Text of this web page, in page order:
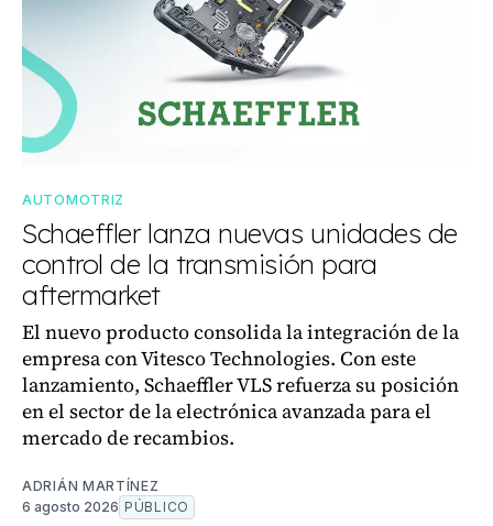
AUTOMOTRIZ
Schaeffler lanza nuevas unidades de
control de la transmisión para
aftermarket
El nuevo producto consolida la integración de la
empresa con Vitesco Technologies. Con este
lanzamiento, Schaeffler VLS refuerza su posición
en el sector de la electrónica avanzada para el
mercado de recambios.
ADRIÁN MARTÍNEZ
6 agosto 2026 PÚBLICO